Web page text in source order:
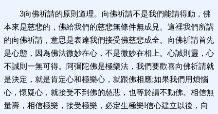
3向佛祈請的原則道理。向佛祈請不是我們能請得動，佛
本來是慈悲的，佛給我們的慈悲無條件無成見。這裡我們所講
的向佛祈請，意思是表達我們接受佛慈悲成全。向佛祈請首先
是心態，因為佛法微妙在心，不是微妙在相上。心誠則靈，心
不誠則一無可得。阿彌陀佛是極樂法，我們要歡喜向佛祈請就
是決定，就是肯定心和極樂心，就跟佛相應;如果我們用煩惱
心，懷疑心，就接受不到佛的慈悲，也等於請不動佛。相信無
量壽，相信極樂，接受極樂，必定生極樂!信心建立以後，向